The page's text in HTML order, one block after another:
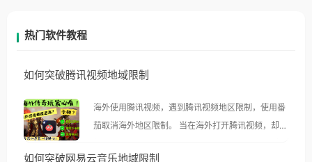
热门软件教程
如何突破腾讯视频地域限制
海外使用腾讯视频，遇到腾讯视频地区限制，使用番
茄取消海外地区限制。 当在海外打开腾讯视频，却突
如何突破网易云音乐地域限制